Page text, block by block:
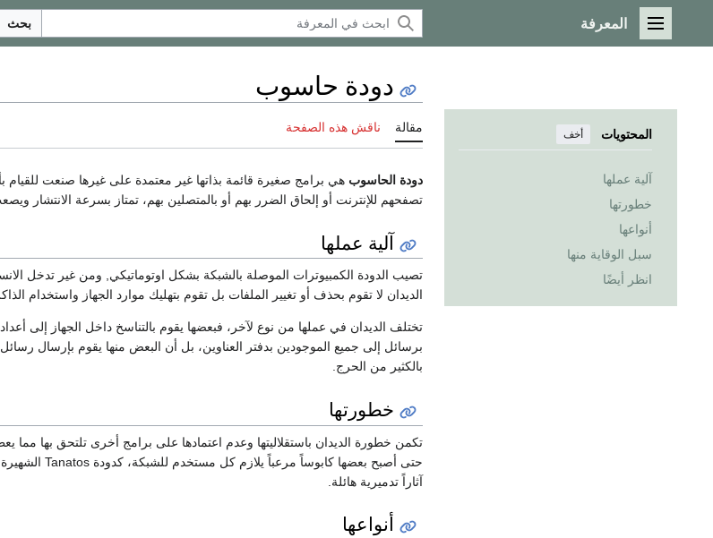
القائمة الرئيسية
المعرفة بحث
المحتويات أخف
آلية عملها
خطورتها
أنواعها
سبل الوقاية منها
انظر أيضًا
دودة حاسوب
مقالة ناقش هذه الصفحة
دودة الحاسوب هي برامج صغيرة قائمة بذاتها غير معتمدة على غيرها صنعت
تصفحهم للإنترنت أو إلحاق الضرر بهم أو بالمتصلين بهم، تمتاز بسرعة الانتشار
آلية عملها
تصيب الدودة الكمبيوترات الموصلة بالشبكة بشكل اوتوماتيكي, ومن غير تدخل
الديدان لا تقوم بحذف أو تغيير الملفات بل تقوم بتهليك موارد الجهاز واستخدام
تختلف الديدان في عملها من نوع لآخر، فبعضها يقوم بالتناسخ داخل الجهاز إلى
برسائل إلى جميع الموجودين بدفتر العناوين، بل أن البعض منها يقوم بإرسال
بالكثير من الحرج.
خطورتها
تكمن خطورة الديدان باستقلاليتها وعدم اعتمادها على برامج أخرى تلتحق بها مما
حتى أصبح بعضها كابوساً مرعباً يلازم كل مستخدم للشبكة، كدودة Tanatos الشهيرة التي ظهرت خلال شهر أكتوبر
آثاراً تدميرية هائلة.
أنواعها